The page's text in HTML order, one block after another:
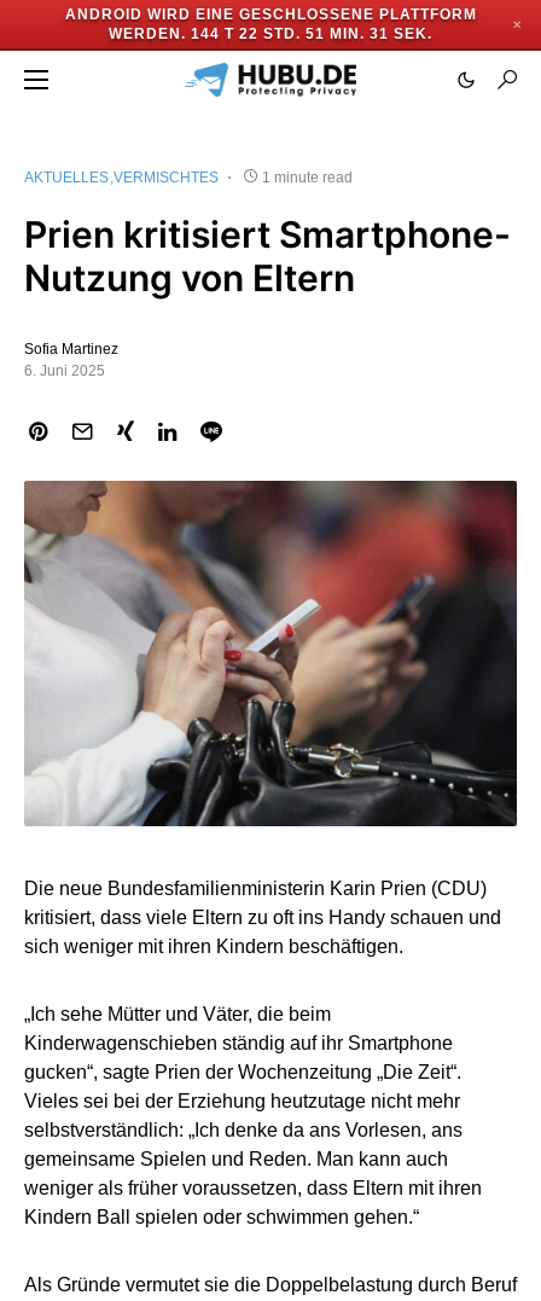
ANDROID WIRD EINE GESCHLOSSENE PLATTFORM
WERDEN. 144 T 22 STD. 51 MIN. 30 SEK.
✕
AKTUELLES VERMISCHTES 1 minute read
Prien kritisiert Smartphone-
Nutzung von Eltern
Sofia Martinez
6. Juni 2025
Die neue Bundesfamilienministerin Karin Prien (CDU)
kritisiert, dass viele Eltern zu oft ins Handy schauen und
sich weniger mit ihren Kindern beschäftigen.
„Ich sehe Mütter und Väter, die beim
Kinderwagenschieben ständig auf ihr Smartphone
gucken“, sagte Prien der Wochenzeitung „Die Zeit“.
Vieles sei bei der Erziehung heutzutage nicht mehr
selbstverständlich: „Ich denke da ans Vorlesen, ans
gemeinsame Spielen und Reden. Man kann auch
weniger als früher voraussetzen, dass Eltern mit ihren
Kindern Ball spielen oder schwimmen gehen.“
Als Gründe vermutet sie die Doppelbelastung durch Beruf